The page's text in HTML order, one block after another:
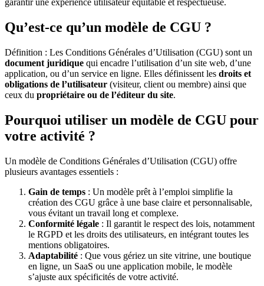
garantir une expérience utilisateur équitable et respectueuse.
Qu’est-ce qu’un modèle de CGU ?
Définition : Les Conditions Générales d’Utilisation (CGU) sont un
document juridique qui encadre l’utilisation d’un site web, d’une
application, ou d’un service en ligne. Elles définissent les droits et
obligations de l’utilisateur (visiteur, client ou membre) ainsi que
ceux du propriétaire ou de l’éditeur du site.
Pourquoi utiliser un modèle de CGU pour
votre activité ?
Un modèle de Conditions Générales d’Utilisation (CGU) offre
plusieurs avantages essentiels :
Gain de temps : Un modèle prêt à l’emploi simplifie la
création des CGU grâce à une base claire et personnalisable,
vous évitant un travail long et complexe.
Conformité légale : Il garantit le respect des lois, notamment
le RGPD et les droits des utilisateurs, en intégrant toutes les
mentions obligatoires.
Adaptabilité : Que vous gériez un site vitrine, une boutique
en ligne, un SaaS ou une application mobile, le modèle
s’ajuste aux spécificités de votre activité.